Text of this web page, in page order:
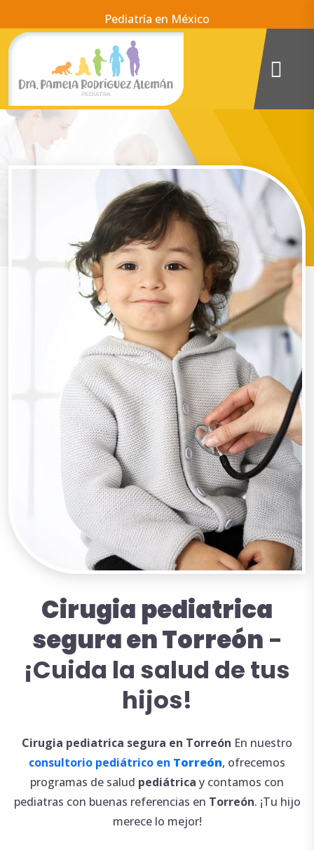
Pediatría en México
Cirugia pediatrica
segura en Torreón -
¡Cuida la salud de tus
hijos!
Cirugia pediatrica segura en Torreón En nuestro
consultorio pediátrico en Torreón, ofrecemos
programas de salud pediátrica y contamos con
pediatras con buenas referencias en Torreón. ¡Tu hijo
merece lo mejor!